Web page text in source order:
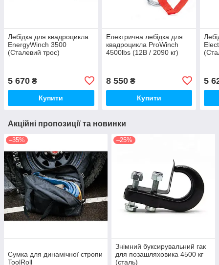
Лебідка для квадроцикла
EnergyWinch 3500
(Сталевий трос)
5 670 ₴
Купити
Електрична лебідка для
квадроцикла ProWinch
4500lbs (12В / 2090 кг)
8 550₴
Купити
5
Акційні пропозиції та новинки
–35%
Сумка для динамічної стропи
ToolRoll
–25%
Знімний буксирувальний гак
для позашляховика 4500 кг
(сталь)